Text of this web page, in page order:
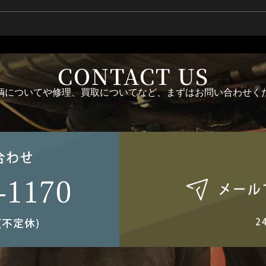
CONTACT US
についてや修理、買取についてなど、まずはお問い合わせく